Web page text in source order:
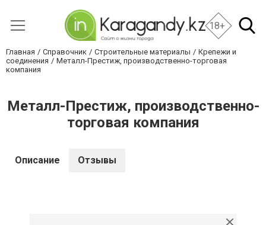
18+
Главная Справочник Строительные материалы
Крепежи и
соединения
Металл-Престиж, производственно-торговая
компания
Металл-Престиж, производственно-
торговая компания
Описание Отзывы